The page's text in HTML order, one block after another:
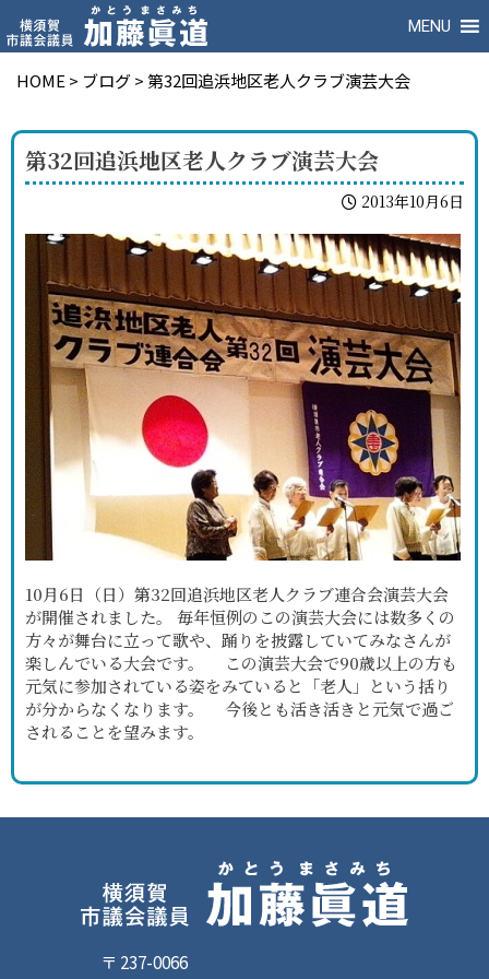
MENU
HOME > ブログ>第32回追浜地区老人クラブ演芸大会
第32回追浜地区老人クラブ演芸大会
2013年10月6日
10月6日（日）第32回追浜地区老人クラブ連合会演芸大会
が開催されました。 毎年恒例のこの演芸大会には数多くの
方々が舞台に立って歌や、踊りを披露していてみなさんが
楽しんでいる大会です。 この演芸大会で90歳以上の方も
元気に参加されている姿をみていると「老人」という括り
が分からなくなります。 今後とも活き活きと元気で過ご
されることを望みます。
〒 237-0066